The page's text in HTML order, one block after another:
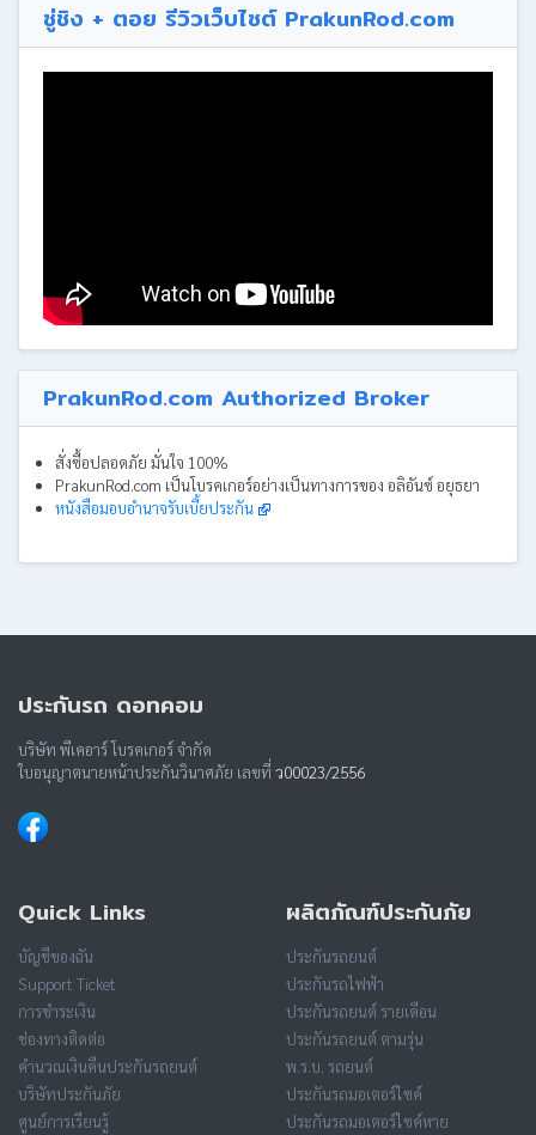
ซู่ชิง + ตอย รีวิวเว็บไซต์ PrakunRod.com
PrakunRod.com Authorized Broker
สั่งซื้อปลอดภัย มั่นใจ 100%
PrakunRod.com เป็นโบรคเกอร์อย่างเป็นทางการของ อลิอันซ์ อยุธยา
หนังสือมอบอำนาจรับเบี้ยประกัน
ประกันรถ ดอทคอม
บริษัท พีเคอาร์ โบรคเกอร์ จำกัด
ใบอนุญาตนายหน้าประกันวินาศภัย เลขที่ ว00023/2556
Quick Links
บัญชีของฉัน
Support Ticket
การชำระเงิน
ช่องทางติดต่อ
คำนวณเงินคืนประกันรถยนต์
บริษัทประกันภัย
ศูนย์การเรียนรู้
ผลิตภัณฑ์ประกันภัย
ประกันรถยนต์
ประกันรถไฟฟ้า
ประกันรถยนต์ รายเดือน
ประกันรถยนต์ ตามรุ่น
พ.ร.บ. รถยนต์
ประกันรถมอเตอร์ไซค์
ประกันรถมอเตอร์ไซค์หาย